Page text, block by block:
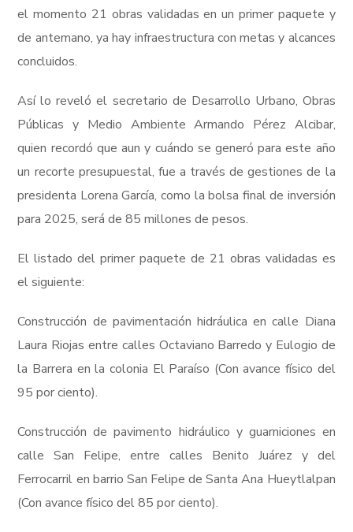
el momento 21 obras validadas en un primer paquete y
de antemano, ya hay infraestructura con metas y alcances
concluidos.
Así lo reveló el secretario de Desarrollo Urbano, Obras
Públicas y Medio Ambiente Armando Pérez Alcibar,
quien recordó que aun y cuándo se generó para este año
un recorte presupuestal, fue a través de gestiones de la
presidenta Lorena García, como la bolsa final de inversión
para 2025, será de 85 millones de pesos.
El listado del primer paquete de 21 obras validadas es
el siguiente:
Construcción de pavimentación hidráulica en calle Diana
Laura Riojas entre calles Octaviano Barredo y Eulogio de
la Barrera en la colonia El Paraíso (Con avance físico del
95 por ciento).
Construcción de pavimento hidráulico y guarniciones en
calle San Felipe, entre calles Benito Juárez y del
Ferrocarril en barrio San Felipe de Santa Ana Hueytlalpan
(Con avance físico del 85 por ciento).